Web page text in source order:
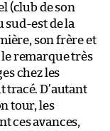
(club de son
sud-est de la
son frère et
le remarque très
chez les
tracé. D’autant
tour, les
ces avances,